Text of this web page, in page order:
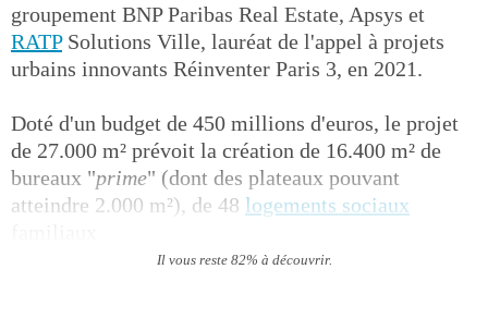
groupement BNP Paribas Real Estate, Apsys et
RATPSolutions Ville, lauréat de l'appel à projets
urbains innovants Réinventer Paris 3, en 2021.
Doté d'un budget de 450 millions d'euros, le projet
de 27.000 m² prévoit la création de 16.400 m² de
bureaux "prime" (dont des plateaux pouvant
atteindre 2.000 m²), de 48 logements sociaux
Il vous reste 82% à découvrir.